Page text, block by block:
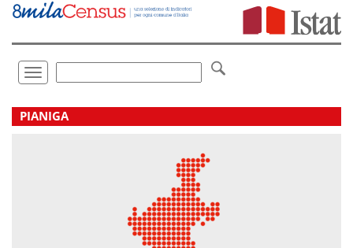
Vai
direttamente
Toggle
navigation
.
PIANIGA